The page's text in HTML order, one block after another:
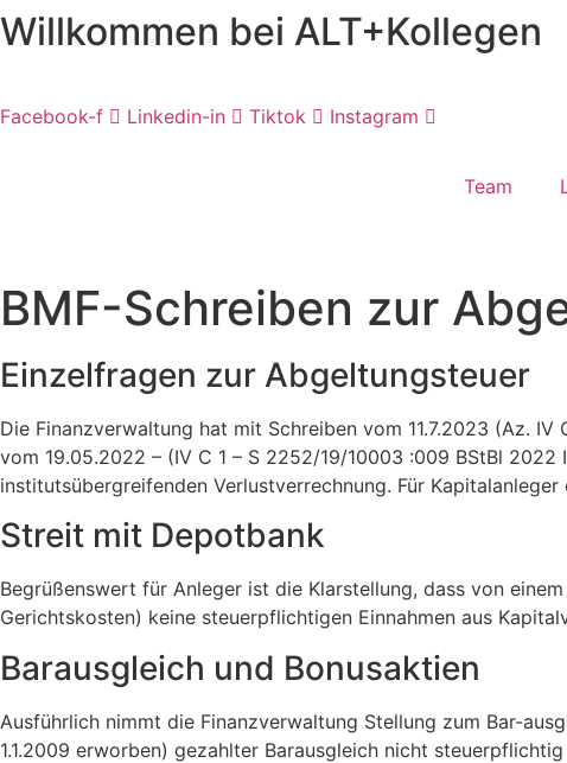
Skip
to
Willkommen bei ALT+Kollegen
Facebook-f
Linkedin-in Tiktok Instagram
Team
BMF-Schreiben zur
Einzelfragen zur Abgeltungsteuer
Die Finanzverwaltung hat mit Schreiben vom 11.7.2023 (Az.
vom 19.05.2022 – (IV C 1 – S 2252/19/10003 :009 BStBl
institutsübergreifenden Verlustverrechnung. Für
Streit mit Depotbank
Begrüßenswert für Anleger ist die Klarstellung, dass von
Gerichtskosten) keine steuerpflichtigen Einnahmen aus
Barausgleich und Bonusaktien
Ausführlich nimmt die Finanzverwaltung Stellung zum Bar-
1.1.2009 erworben) gezahlter Barausgleich nicht